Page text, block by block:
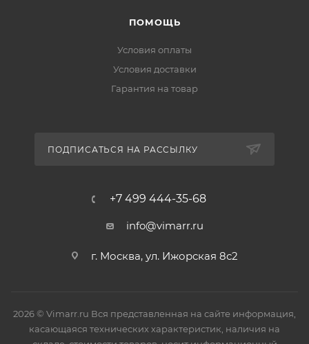
ПОМОЩЬ
Условия оплаты
Условия доставки
Гарантия на товар
ПОДПИСАТЬСЯ НА РАССЫЛКУ
+7 499 444-35-68
info@vimarr.ru
г. Москва, ул. Ижорская 8с2
2026 © Vimarr.ru Вся представленная на сайте информация,
касающаяся технических характеристик, наличия на